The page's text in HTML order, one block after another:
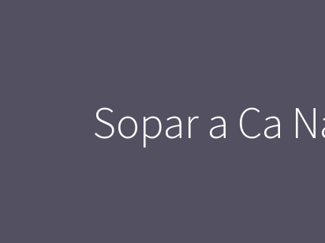
Sopar a Ca